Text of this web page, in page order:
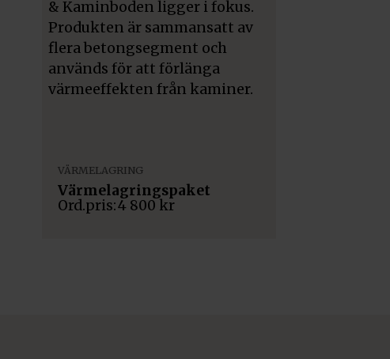
VÄRMELAGRING
Värmelagringspaket
4 800 kr